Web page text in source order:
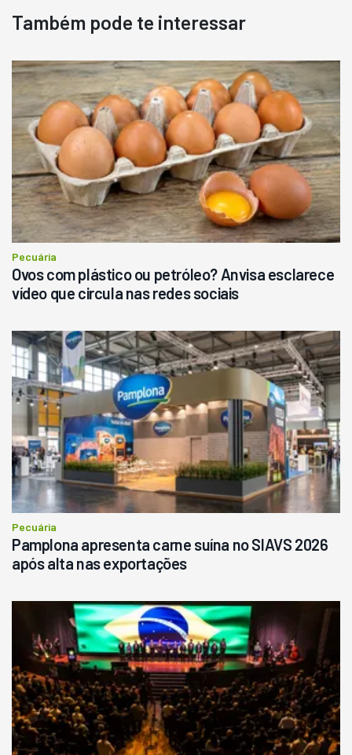
Destaque
Usado
Pá Carregadeira Cat 966
Ano 1987
Londrina
R$ 145.000
Consultar
Também pode te interessar
Pecuária
Ovos com plástico ou petróleo? Anvisa esclarece
vídeo que circula nas redes sociais
Pecuária
Pamplona apresenta carne suína no SIAVS 2026
após alta nas exportações